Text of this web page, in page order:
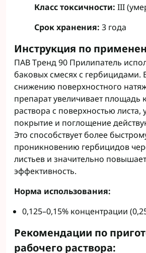
Класс токсичности: III
Срок хранения: 3 года
Инструкция по
ПАВ Тренд 90 Прилипатель
баковых смесях с гербицидами.
снижению поверхностного
препарат увеличивает площадь
раствора с поверхностью листа,
покрытие и поглощение
Это способствует более
проникновению гербицидов
листьев и значительно
эффективность.
Норма использования:
0,125–0,15% концентрации
Рекомендации по
рабочего раствора: